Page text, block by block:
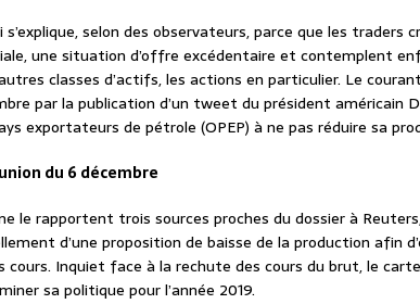
s’explique, selon des observateurs, parce que les
une situation d’offre excédentaire et contemplent
classes d’actifs, les actions en particulier. Le
par la publication d’un tweet du président américain
exportateurs de pétrole (OPEP) à ne pas réduire sa
du 6 décembre
le rapportent trois sources proches du dossier à
d’une proposition de baisse de la production afin
cours. Inquiet face à la rechute des cours du brut, le
sa politique pour l’année 2019.